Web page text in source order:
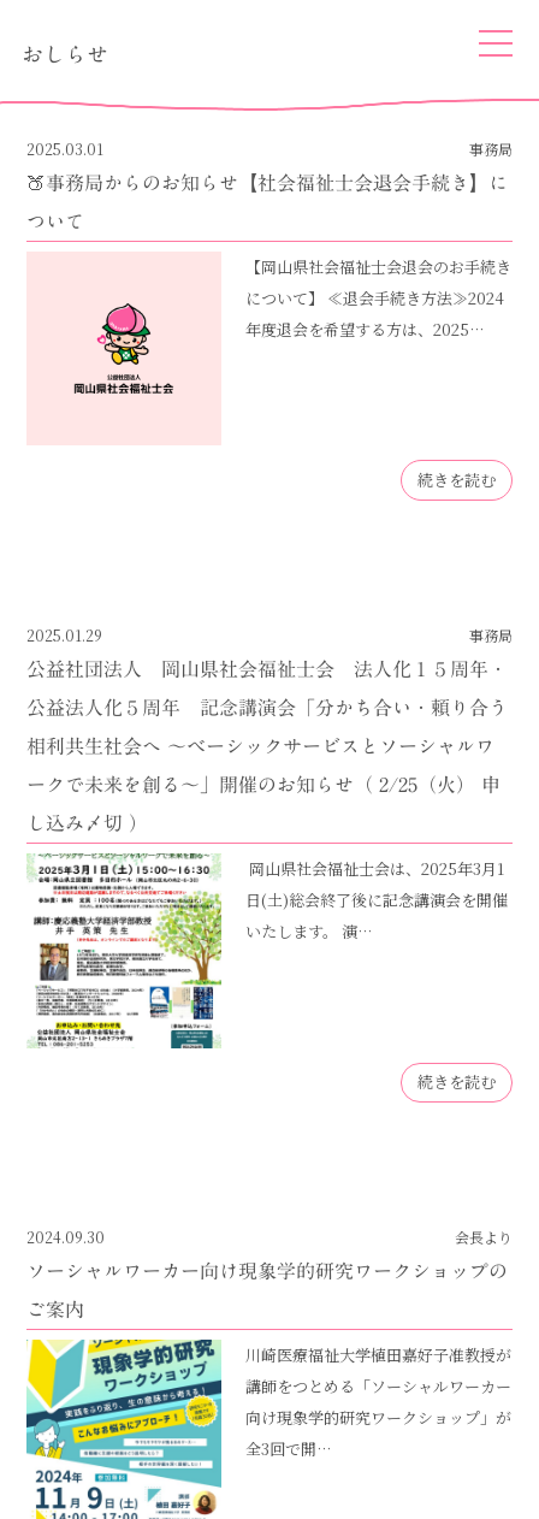
おしらせ
2025.03.01 事務局
🍑事務局からのお知らせ【社会福祉士会退会手続き】に
ついて
【岡山県社会福祉士会退会のお手続き
について】 ≪退会手続き方法≫2024
年度退会を希望する方は、2025…
続きを読む
2025.01.29 事務局
公益社団法人 岡山県社会福祉士会 法人化１５周年・
公益法人化５周年 記念講演会「分かち合い・頼り合う
相利共生社会へ ～ベーシックサービスとソーシャルワ
ークで未来を創る～」開催のお知らせ（ 2/25（火） 申
し込み〆切 ）
岡山県社会福祉士会は、2025年3月1
日(土)総会終了後に記念講演会を開催
いたします。 演…
続きを読む
2024.09.30 会長より
ソーシャルワーカー向け現象学的研究ワークショップの
ご案内
川崎医療福祉大学植田嘉好子准教授が
講師をつとめる「ソーシャルワーカー
向け現象学的研究ワークショップ」が
全3回で開…